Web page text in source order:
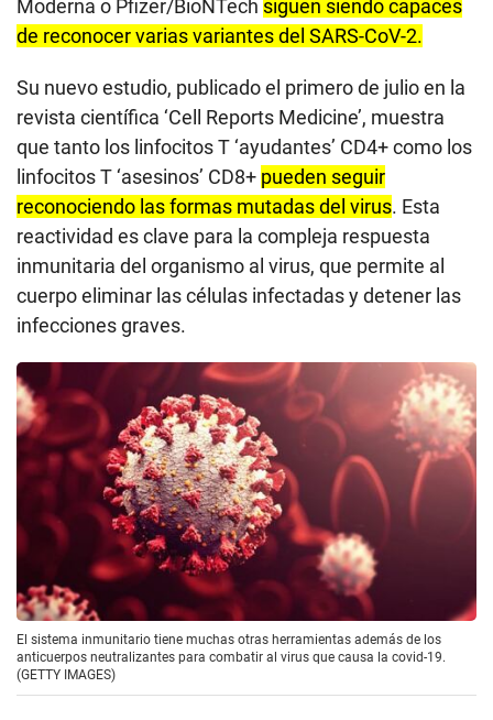
Moderna o Pfizer/BioNTech siguen siendo capaces
de reconocer varias variantes del SARS-CoV-2.
Su nuevo estudio, publicado el primero de julio en la
revista científica ‘Cell Reports Medicine’, muestra
que tanto los linfocitos T ‘ayudantes’ CD4+ como los
linfocitos T ‘asesinos’ CD8+ pueden seguir
reconociendo las formas mutadas del virus. Esta
reactividad es clave para la compleja respuesta
inmunitaria del organismo al virus, que permite al
cuerpo eliminar las células infectadas y detener las
infecciones graves.
El sistema inmunitario tiene muchas otras herramientas además de los
anticuerpos neutralizantes para combatir al virus que causa la covid-19.
(GETTY IMAGES)